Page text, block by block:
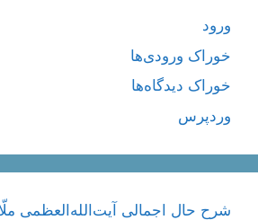
ورود
خوراک ورودی‌ها
خوراک دیدگاه‌ها
وردپرس
شرح حال اجمالی آیت‌الله‌العظمی